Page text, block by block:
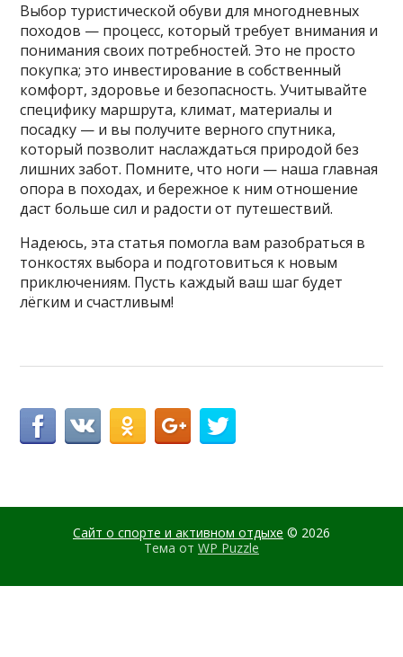
Выбор туристической обуви для многодневных
походов — процесс, который требует внимания и
понимания своих потребностей. Это не просто
покупка; это инвестирование в собственный
комфорт, здоровье и безопасность. Учитывайте
специфику маршрута, климат, материалы и
посадку — и вы получите верного спутника,
который позволит наслаждаться природой без
лишних забот. Помните, что ноги — наша главная
опора в походах, и бережное к ним отношение
даст больше сил и радости от путешествий.
Надеюсь, эта статья помогла вам разобраться в
тонкостях выбора и подготовиться к новым
приключениям. Пусть каждый ваш шаг будет
лёгким и счастливым!
Сайт о спорте и активном отдыхе © 2026
Тема от WP Puzzle